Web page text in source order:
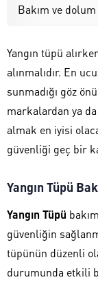
Bakım ve dolum
Yangın tüpü
alınmalıdır. En
sunmadığı göz
markalardan ya
almak en iyisi
güvenliği geç bir
Yangın Tüpü
Yangın Tüpü
güvenliğin
tüpünün düzenli
durumunda etkili